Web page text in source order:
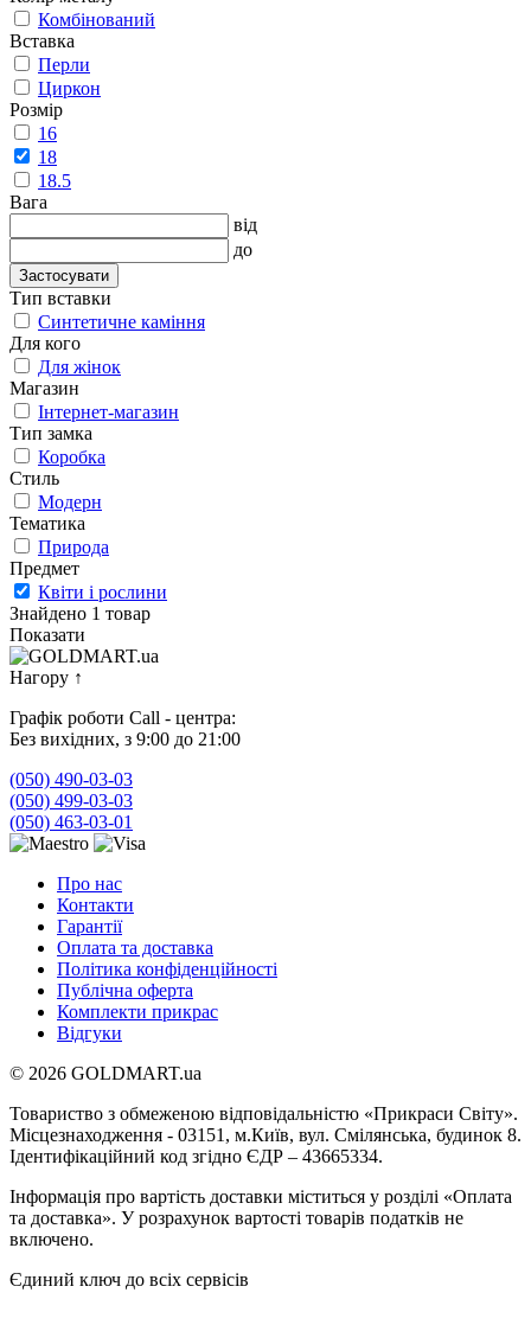
Комбінований
Вставка
Перли
Циркон
Розмір
16
18
18.5
Вага
від
до
Застосувати
Тип вставки
Синтетичне каміння
Для кого
Для жінок
Магазин
Інтернет-магазин
Тип замка
Коробка
Стиль
Модерн
Тематика
Природа
Предмет
Квіти і рослини
Знайдено 1 товар
Показати
Нагору ↑
Графік роботи Call - центра:
Без вихідних, з 9:00 до 21:00
(050) 490-03-03
(050) 499-03-03
(050) 463-03-01
Про нас
Контакти
Гарантії
Оплата та доставка
Політика конфіденційності
Публічна оферта
Комплекти прикрас
Відгуки
© 2026 GOLDMART.ua
Товариство з обмеженою відповідальністю «Прикраси Світу».
Місцезнаходження - 03151, м.Київ, вул. Смілянська, будинок 8.
Ідентифікаційний код згідно ЄДР – 43665334.
Інформація про вартість доставки міститься у розділі «Оплата
та доставка». У розрахунок вартості товарів податків не
включено.
Єдиний ключ до всіх сервісів